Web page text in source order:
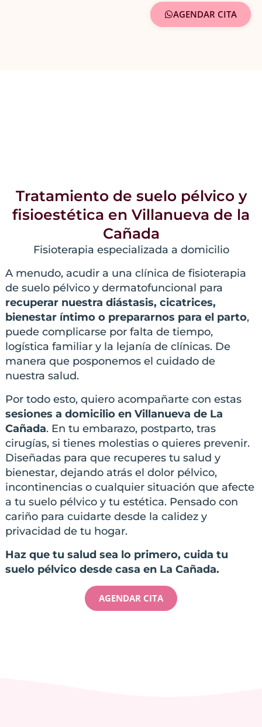
AGENDAR CITA
Tratamiento de suelo pélvico y
fisioestética en Villanueva de la
Cañada
Fisioterapia especializada a domicilio
A menudo, acudir a una clínica de fisioterapia
de suelo pélvico y dermatofuncional para
recuperar nuestra diástasis, cicatrices,
bienestar íntimo o prepararnos para el parto,
puede complicarse por falta de tiempo,
logística familiar y la lejanía de clínicas. De
manera que posponemos el cuidado de
nuestra salud.
Por todo esto, quiero acompañarte con estas
sesiones a domicilio en Villanueva de La
Cañada. En tu embarazo, postparto, tras
cirugías, si tienes molestias o quieres prevenir.
Diseñadas para que recuperes tu salud y
bienestar, dejando atrás el dolor pélvico,
incontinencias o cualquier situación que afecte
a tu suelo pélvico y tu estética. Pensado con
cariño para cuidarte desde la calidez y
privacidad de tu hogar.
Haz que tu salud sea lo primero, cuida tu
suelo pélvico desde casa en La Cañada.
AGENDAR CITA